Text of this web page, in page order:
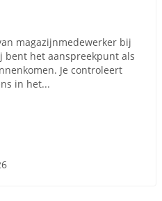
magazijnmedewerker bij
bent het aanspreekpunt als
Je controleert
in het...